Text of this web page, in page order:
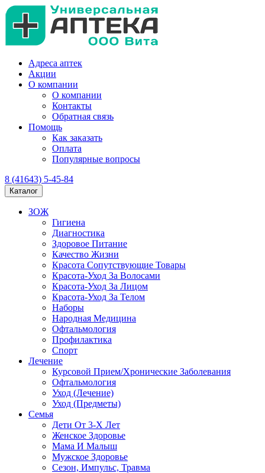
Адреса аптек
Акции
О компании
О компании
Контакты
Обратная связь
Помощь
Как заказать
Оплата
Популярные вопросы
8 (41643) 5-45-84
Каталог
ЗОЖ
Гигиена
Диагностика
Здоровое Питание
Качество Жизни
Красота Сопутствующие Товары
Красота-Уход За Волосами
Красота-Уход За Лицом
Красота-Уход За Телом
Наборы
Народная Медицина
Офтальмология
Профилактика
Спорт
Лечение
Курсовой Прием/Хронические Заболевания
Офтальмология
Уход (Лечение)
Уход (Предметы)
Семья
Дети От 3-Х Лет
Женское Здоровье
Мама И Малыш
Мужское Здоровье
Сезон, Импульс, Травма